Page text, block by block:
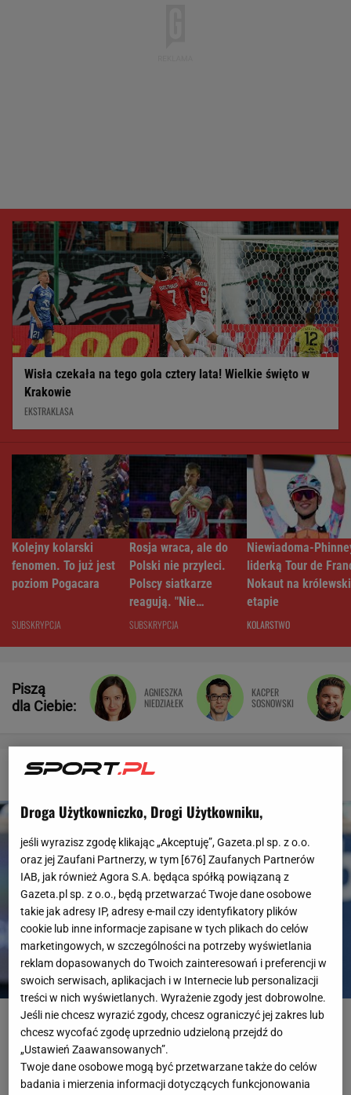
Wisła czekała na tego gola cztery lata! Wielkie święto w
Krakowie
EKSTRAKLASA
Kolejny kolarski
fenomen. To już jest
poziom Pogacara
SUBSKRYPCJA
Rosja wraca, ale do
Polski nie przyleci.
Polscy siatkarze
reagują. "Nie
rozumiem"
SUBSKRYPCJA
Niewiadoma-
liderką Tour de
Nokaut na
etapie
KOLARSTWO
Piszą
dla Ciebie:
AGNIESZKA
NIEDZIAŁEK
KACPER
SOSNOWSKI
Sport.pl - wiadomości sportowe
Pilne wieści z Toronto! Znamy godzinę meczu Iga Świątek
- Marta Kostiuk
TENIS
Droga Użytkowniczko, Drogi Użytkowniku,
jeśli wyrazisz zgodę klikając „Akceptuję”, Gazeta.pl sp. z o.o.
oraz jej Zaufani Partnerzy, w tym [676] Zaufanych Partnerów
IAB, jak również Agora S.A. będąca spółką powiązaną z
Gazeta.pl sp. z o.o., będą przetwarzać Twoje dane osobowe
takie jak adresy IP, adresy e-mail czy identyfikatory plików
cookie lub inne informacje zapisane w tych plikach do celów
marketingowych, w szczególności na potrzeby wyświetlania
reklam dopasowanych do Twoich zainteresowań i preferencji w
swoich serwisach, aplikacjach i w Internecie lub personalizacji
treści w nich wyświetlanych. Wyrażenie zgody jest dobrowolne.
Jeśli nie chcesz wyrazić zgody, chcesz ograniczyć jej zakres lub
chcesz wycofać zgodę uprzednio udzieloną przejdź do
„Ustawień Zaawansowanych”.
Twoje dane osobowe mogą być przetwarzane także do celów
badania i mierzenia informacji dotyczących funkcjonowania